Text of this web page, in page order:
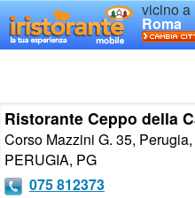
vicino a
Roma
Ristorante Ceppo della
Corso Mazzini G. 35,
PERUGIA, PG
075 812373